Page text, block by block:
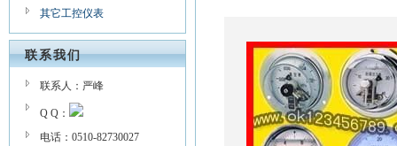
其它工控仪表
联系我们
联系人：严峰
Q Q：
电话：0510-82730027